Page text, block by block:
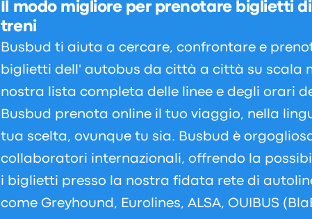
Il modo migliore per prenotare biglietti
treni
Busbud ti aiuta a cercare, confrontare e
biglietti dell' autobus da città a città su scala
nostra lista completa delle linee e degli orari
Busbud prenota online il tuo viaggio, nella
tua scelta, ovunque tu sia. Busbud è
collaboratori internazionali, offrendo la
i biglietti presso la nostra fidata rete di
come Greyhound, Eurolines, ALSA, OUIBUS